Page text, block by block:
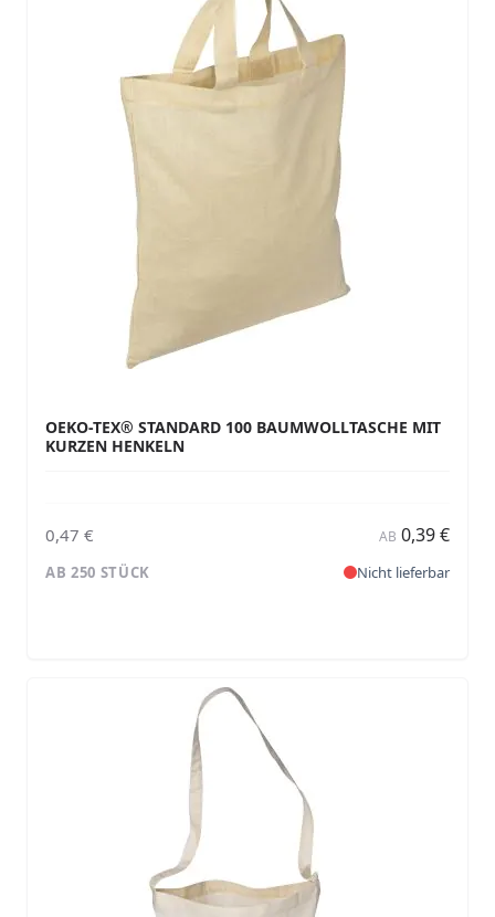
OEKO-TEX® STANDARD 100 BAUMWOLLTASCHE MIT
KURZEN HENKELN
0,47 € AB 0,39 €
AB 250 STÜCK Nicht lieferbar